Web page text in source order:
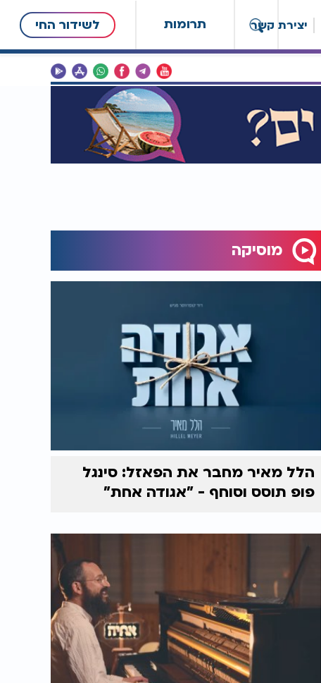
תרומות לשידור החי יצירת קשר
מוסיקה
הלל מאיר מחבר את הפאזל: סינגל
פופ תוסס וסוחף - "אגודה אחת"